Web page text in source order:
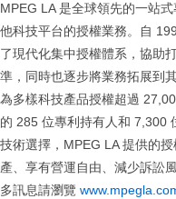
MPEG LA 是全球領先的一站
他科技平台的授權業務。自
了現代化集中授權體系，協助
準，同時也逐步將業務拓展到
為多樣科技產品授權超過
的 285 位專利持有人和 7,300
技術選擇，MPEG LA 提供的
產、享有營運自由、減少訴訟
多訊息請瀏覽